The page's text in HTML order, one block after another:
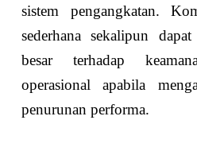
sistem pengangkatan.
sederhana sekalipun
besar terhadap
operasional apabila
penurunan performa.